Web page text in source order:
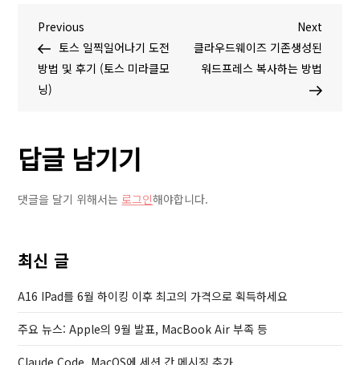
가
족
리
미
등
족
스
의
글
탐
P
r
e
v
u
s
P
t
Previous
토스 일찍일어나기 도전
방법 및 후기 (토스 미라클모
닝)
N
t
Next
클라우드웨이즈 기존생성된
워드프레스 복사하는 방법
답글 남기기
댓글을 달기 위해서는 로그인해야합니다.
최신 글
A16 IPad를 6월 하이킹 이후 최고의 가격으로 획득하세요
주요 뉴스: Apple의 9월 발표, MacBook Air 부족 등
Claude Code, MacOS에 세션 간 메시징 추가